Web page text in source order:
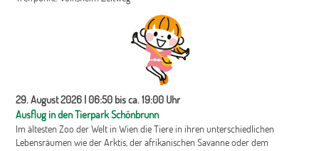
29. August 2026 | 06:50 bis ca. 19:00 Uhr
Ausflug in den Tierpark Schönbrunn
Im ältesten Zoo der Welt in Wien die Tiere in ihren unterschiedlichen
Lebensräumen wie der Arktis, der afrikanischen Savanne oder dem